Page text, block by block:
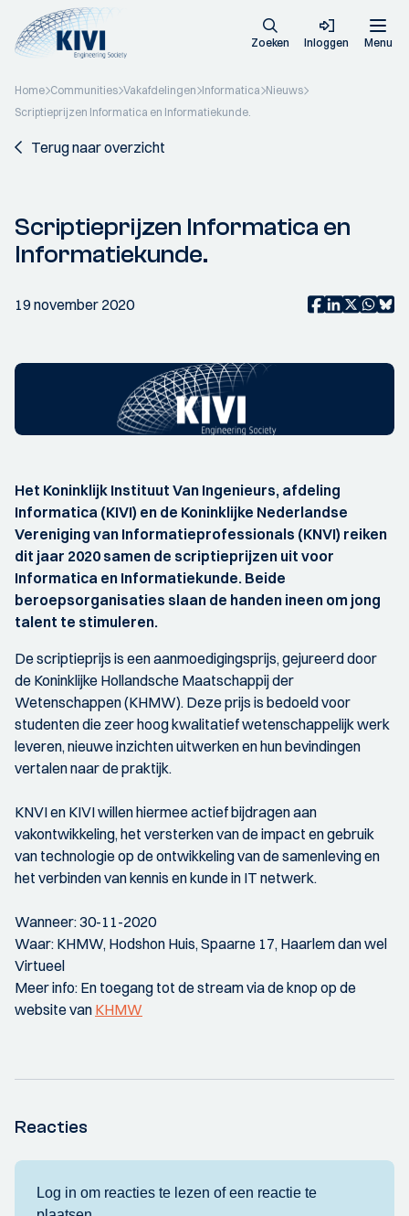
Zoeken Inloggen Menu
Home Communities Vakafdelingen Informatica Nieuws
Scriptieprijzen Informatica en Informatiekunde.
Terug naar overzicht
Scriptieprijzen Informatica en
Informatiekunde.
19 november 2020
Het Koninklijk Instituut Van Ingenieurs, afdeling
Informatica (KIVI) en de Koninklijke Nederlandse
Vereniging van Informatieprofessionals (KNVI) reiken
dit jaar 2020 samen de scriptieprijzen uit voor
Informatica en Informatiekunde. Beide
beroepsorganisaties slaan de handen ineen om jong
talent te stimuleren.
De scriptieprijs is een aanmoedigingsprijs, gejureerd door
de Koninklijke Hollandsche Maatschappij der
Wetenschappen (KHMW). Deze prijs is bedoeld voor
studenten die zeer hoog kwalitatief wetenschappelijk werk
leveren, nieuwe inzichten uitwerken en hun bevindingen
vertalen naar de praktijk.
KNVI en KIVI willen hiermee actief bijdragen aan
vakontwikkeling, het versterken van de impact en gebruik
van technologie op de ontwikkeling van de samenleving en
het verbinden van kennis en kunde in IT netwerk.
Wanneer: 30-11-2020
Waar: KHMW, Hodshon Huis, Spaarne 17, Haarlem dan wel
Virtueel
Meer info: En toegang tot de stream via de knop op de
website van KHMW
Reacties